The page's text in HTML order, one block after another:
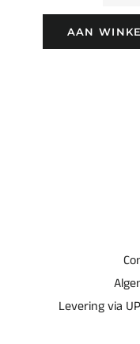
AAN
Levering via